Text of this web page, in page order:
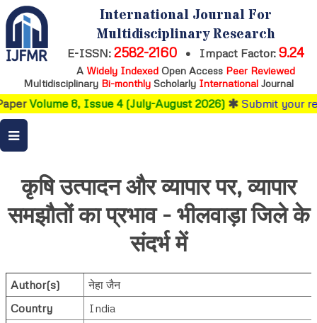
International Journal For
Multidisciplinary Research
E-ISSN: 2582-2160 • Impact Factor: 9.24
A Widely IndexedOpen Access Peer Reviewed
Multidisciplinary Bi-monthly Scholarly International Journal
Volume 8, Issue 4 (July-August 2026) Submit your
कृषि उत्पादन और व्यापार पर, व्यापार
समझौतों का प्रभाव - भीलवाड़ा जिले के
संदर्भ में
Author(s)
नेहा जैन
Country
India